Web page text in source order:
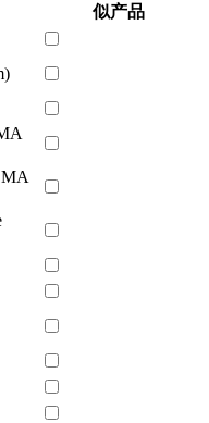
似产品